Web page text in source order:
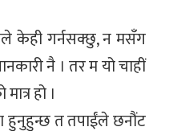
केही गर्नसक्छु, न मसँग
नै । तर म यो चाहीं
हो ।
हुनुहुन्छ त तपाईंले छनौंट